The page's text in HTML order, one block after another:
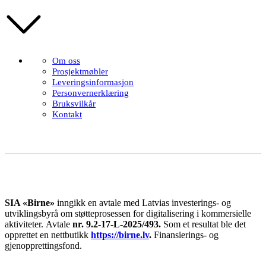
Om oss
Prosjektmøbler
Leveringsinformasjon
Personvernerklæring
Bruksvilkår
Kontakt
SIA «Birne» inngikk en avtale med Latvias investerings- og
utviklingsbyrå om støtteprosessen for digitalisering i kommersielle
aktiviteter. Avtale nr. 9.2-17-L-2025/493. Som et resultat ble det
opprettet en nettbutikk https://birne.lv. Finansierings- og
gjenopprettingsfond.